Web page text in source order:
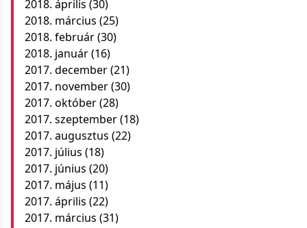
2018. április (30)
2018. március (25)
2018. február(30)
2018. január(16)
2017. december(21)
2017. november(30)
2017. október(28)
2017. szeptember(18)
2017. augusztus (22)
2017. július (18)
2017. június (20)
2017. május (11)
2017. április (22)
2017. március (31)